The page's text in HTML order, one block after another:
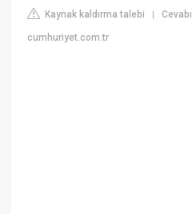
Kaynak kaldırma talebi |
cumhuriyet.com.tr